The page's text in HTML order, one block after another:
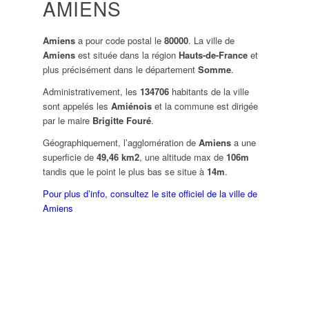
AMIENS
Amiens a pour code postal le80000. La ville de
Amiens est située dans la région Hauts-de-France et
plus précisément dans le départementSomme.
Administrativement, les 134706 habitants de la ville
sont appelés lesAmiénois et la commune est dirigée
par le maire Brigitte Fouré.
Géographiquement, l’agglomération deAmiens a une
superficie de49,46 km2, une altitude max de 106m
tandis que le point le plus bas se situe à 14m.
Pour plus d’info, consultez le site officiel de la ville de
Amiens